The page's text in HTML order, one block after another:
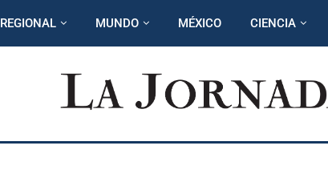
REGIONAL MUNDO MÉXICO CIENCIA